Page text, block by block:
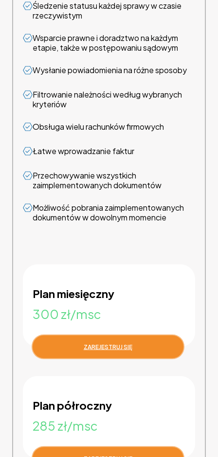
Śledzenie statusu każdej sprawy w czasie
rzeczywistym
Wsparcie prawne i doradztwo na każdym
etapie, także w postępowaniu sądowym
Wysłanie powiadomienia na różne sposoby
Filtrowanie należności według wybranych
kryteriów
Obsługa wielu rachunków firmowych
Łatwe wprowadzanie faktur
Przechowywanie wszystkich
zaimplementowanych dokumentów
Możliwość pobrania zaimplementowanych
dokumentów w dowolnym momencie
Plan miesięczny
300 zł/msc
ZAREJESTRUJ SIĘ
Plan półroczny
285 zł/msc